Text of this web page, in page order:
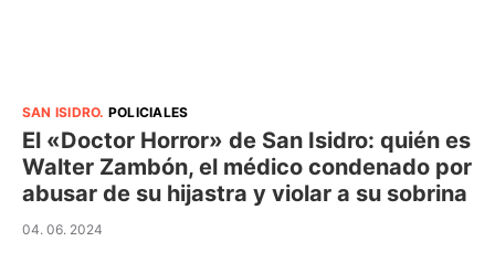
SAN ISIDRO. POLICIALES
El «Doctor Horror» de San Isidro: quién es
Walter Zambón, el médico condenado por
abusar de su hijastra y violar a su sobrina
04. 06. 2024